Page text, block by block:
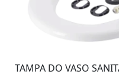
TAMPA DO VASO